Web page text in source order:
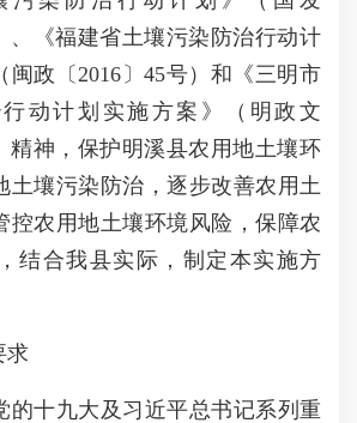
、《福建省土壤污染防治行动计
闽政〔2016〕45号）和《三明市
动计划实施方案》（明政文
精神，保护明溪县农用地土壤环
土壤污染防治，逐步改善农用土
控农用地土壤环境风险，保障农
结合我县实际，制定本实施方
十九大及习近平总书记系列重